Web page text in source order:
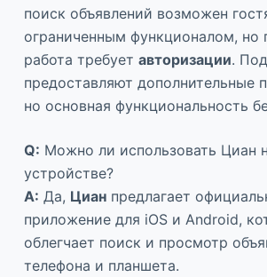
поиск объявлений возможен
ограниченным функционалом, но
работа требует авторизации.
предоставляют дополнительные
но основная функциональность
Q: Можно ли использовать Циан
устройстве?
A: Да, Цианпредлагает
приложение для iOS и Android,
облегчает поиск и просмотр
телефона и планшета.